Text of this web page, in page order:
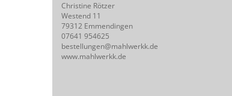
Christine Rötzer
Westend 11
79312 Emmendingen
07641 954625
bestellungen@mahlwerkk.de
www.mahlwerkk.de